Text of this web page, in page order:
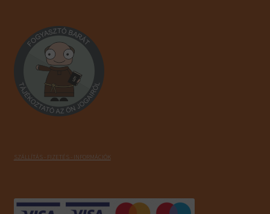
SZÁLLÍTÁS - FIZETÉS - INFORMÁCIÓK